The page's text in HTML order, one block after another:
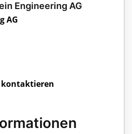
Engineering AG
AG
kontaktieren